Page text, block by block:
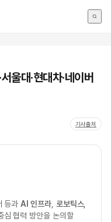
울대·현대차·네이버
기사출처
등과AI 인프라, 로보틱스,
심 협력 방안을 논의할